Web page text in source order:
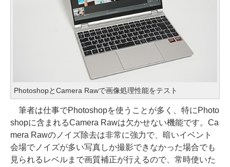
PhotoshopとCamera Rawで画像処理性能をテスト
筆者は仕事でPhotoshopを使うことが多く、特にPhoto
shopに含まれるCamera Rawは欠かせない機能です。Ca
mera Rawのノイズ除去は非常に強力で、暗いイベント
会場でノイズが多い写真しか撮影できなかった場合でも
見られるレベルまで画質補正が行えるので、常時使いた